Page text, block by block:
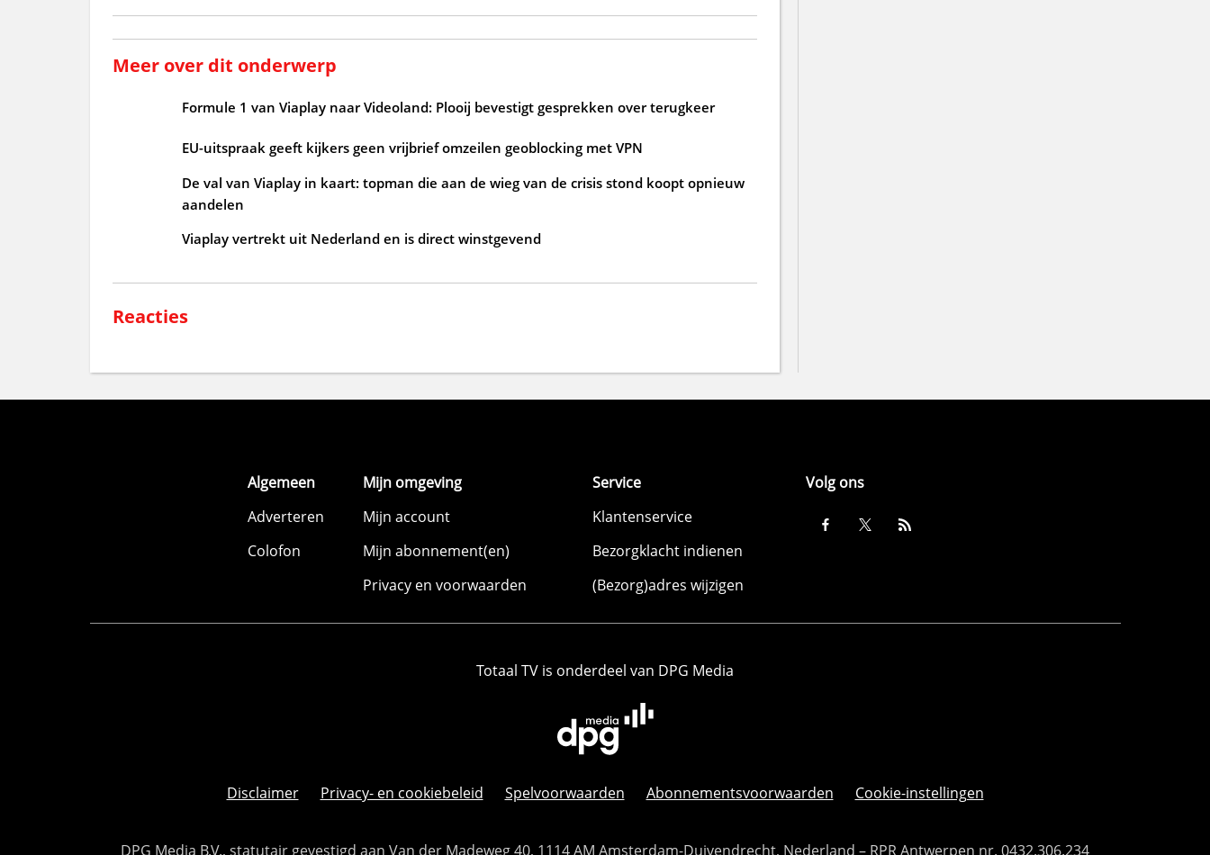
Meer over dit onderwerp
Formule 1 van Viaplay naar Videoland: Plooij bevestigt gesprekken over terugkeer
EU-uitspraak geeft kijkers geen vrijbrief omzeilen geoblocking met VPN
De val van Viaplay in kaart: topman die aan de wieg van de crisis stond koopt opnieuw
aandelen
Viaplay vertrekt uit Nederland en is direct winstgevend
Reacties
Algemeen
Adverteren
Colofon
Mijn omgeving
Mijn account
Mijn abonnement(en)
Privacy en voorwaarden
Service
Klantenservice
Bezorgklacht indienen
(Bezorg)adres wijzigen
Volg ons
Totaal TV is onderdeel van DPG Media
Disclaimer Privacy- en cookiebeleid Spelvoorwaarden Abonnementsvoorwaarden Cookie-instellingen
DPG Media B.V., statutair gevestigd aan Van der Madeweg 40, 1114 AM Amsterdam-Duivendrecht, Nederland – RPR Antwerpen nr. 0432.306.234